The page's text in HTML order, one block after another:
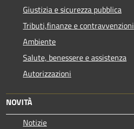
Giustizia e sicurezza pubblica
Tributi,finanze e contravvenzioni
Ambiente
Salute, benessere e assistenza
Autorizzazioni
NOVITÀ
Notizie